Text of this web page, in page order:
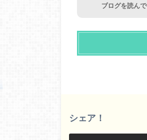
ブログを読ん
シェア！